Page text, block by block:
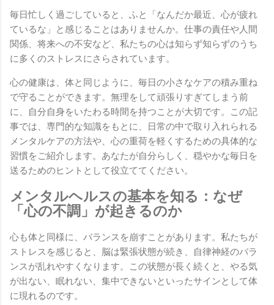
毎日忙しく過ごしていると、ふと「なんだか最近、心が疲れ
ているな」と感じることはありませんか。仕事の責任や人間
関係、将来への不安など、私たちの心は知らず知らずのうち
に多くのストレスにさらされています。
心の健康は、体と同じように、毎日の小さなケアの積み重ね
で守ることができます。無理をして頑張りすぎてしまう前
に、自分自身をいたわる時間を持つことが大切です。この記
事では、専門的な知識をもとに、日常の中で取り入れられる
メンタルケアの方法や、心の重荷を軽くするための具体的な
習慣をご紹介します。あなたが自分らしく、穏やかな毎日を
送るためのヒントとして役立ててください。
メンタルヘルスの基本を知る：なぜ
「心の不調」が起きるのか
心も体と同様に、バランスを崩すことがあります。私たちが
ストレスを感じると、脳は緊張状態が続き、自律神経のバラ
ンスが乱れやすくなります。この状態が長く続くと、やる気
が出ない、眠れない、集中できないといったサインとして体
に現れるのです。